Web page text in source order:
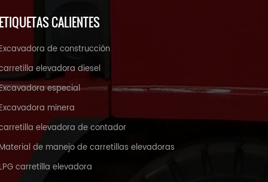
CALIENTES
de construcción
elevadora diesel
especial
minera
elevadora de contador
de manejo de carretillas elevadoras
carretilla elevadora